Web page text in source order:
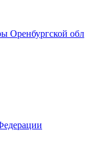
Оренбургской обл